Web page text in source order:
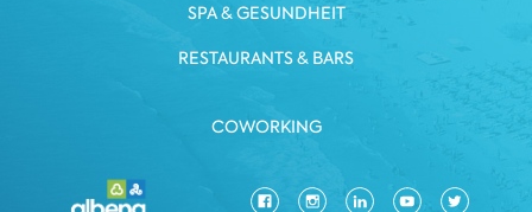
SPA & GESUNDHEIT
RESTAURANTS & BARS
COWORKING